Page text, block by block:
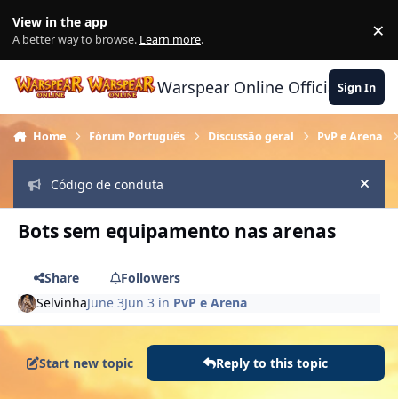
View in the app
A better way to browse. Learn more. ×
Warspear Online Official Forum
Sign In
Home Fórum Português Discussão geral PvP e Arena
Código de conduta Hide
Bots sem equipamento nas arenas
Share
Followers
SelvinhaJune 3Jun 3 in PvP e Arena
Start new topic Reply to this topic